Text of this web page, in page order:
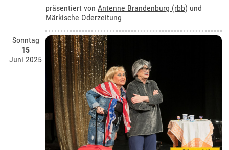
präsentiert vonAntenne Brandenburg (rbb) und
Märkische Oderzeitung
Sonntag
15
Juni 2025